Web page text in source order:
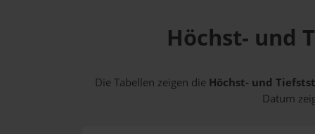
Höchst- und
Die Tabellen zeigen die Höchst- und
Datum